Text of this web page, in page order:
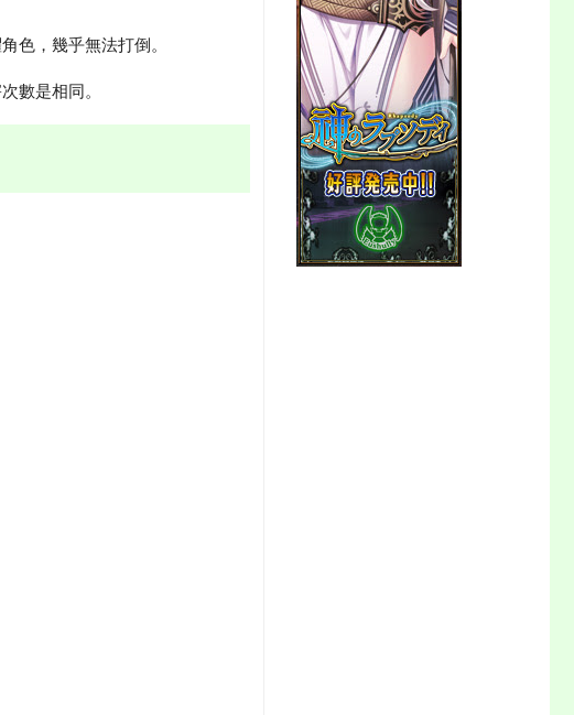
色，幾乎無法打倒。
數是相同。